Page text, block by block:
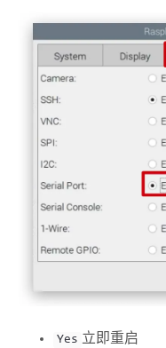
Yes 立即重启